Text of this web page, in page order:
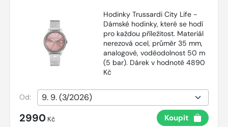
Hodinky Trussardi City Life -
Dámské hodinky, které se hodí
pro každou příležitost. Materiál
nerezová ocel, průměr 35 mm,
analogové, voděodolnost 50 m
(5 bar). Dárek v hodnotě 4890
Kč
Od:
2990 Kč Koupit